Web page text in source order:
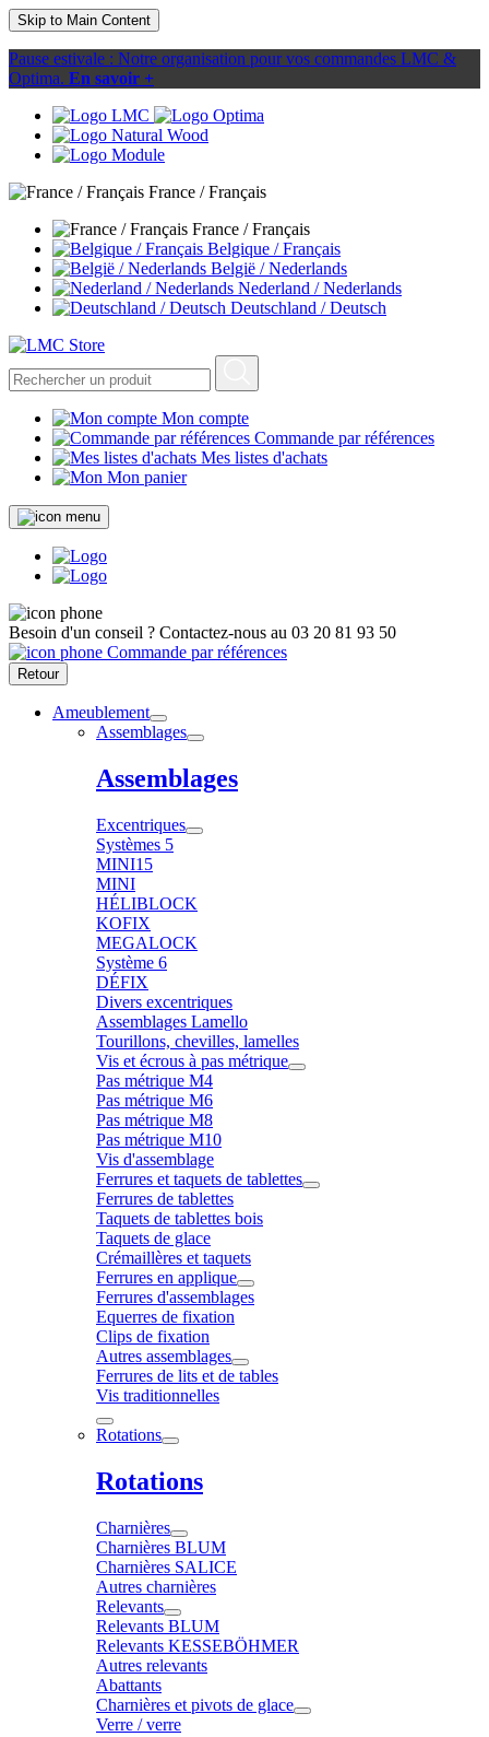
Skip to Main Content
Pause estivale : Notre organisation pour vos commandes LMC &
Optima. En savoir +
France / Français
France / Français
Belgique / Français
België / Nederlands
Nederland / Nederlands
Deutschland / Deutsch
Mon compte
Commande par références
Mes listes d'achats
Mon panier
Besoin d'un conseil ? Contactez-nous au 03 20 81 93 50
Commande par références
Retour
Ameublement
Assemblages
Assemblages
Excentriques
Systèmes 5
MINI15
MINI
HÉLIBLOCK
KOFIX
MEGALOCK
Système 6
DÉFIX
Divers excentriques
Assemblages Lamello
Tourillons, chevilles, lamelles
Vis et écrous à pas métrique
Pas métrique M4
Pas métrique M6
Pas métrique M8
Pas métrique M10
Vis d'assemblage
Ferrures et taquets de tablettes
Ferrures de tablettes
Taquets de tablettes bois
Taquets de glace
Crémaillères et taquets
Ferrures en applique
Ferrures d'assemblages
Equerres de fixation
Clips de fixation
Autres assemblages
Ferrures de lits et de tables
Vis traditionnelles
Rotations
Rotations
Charnières
Charnières BLUM
Charnières SALICE
Autres charnières
Relevants
Relevants BLUM
Relevants KESSEBÖHMER
Autres relevants
Abattants
Charnières et pivots de glace
Verre / verre